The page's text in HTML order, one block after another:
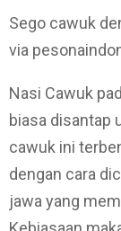
Sego cawuk
via
Nasi Cawuk
biasa disantap
cawuk ini
dengan cara
jawa yang